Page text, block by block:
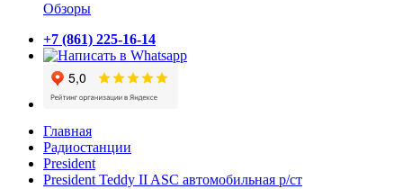
Обзоры
+7 (861) 225-16-14
Главная
Радиостанции
President
President Teddy II ASC автомобильная р/ст